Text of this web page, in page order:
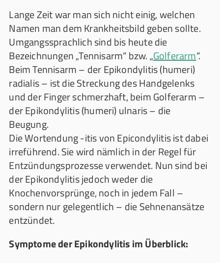
Lange Zeit war man sich nicht einig, welchen
Namen man dem Krankheitsbild geben sollte.
Umgangssprachlich sind bis heute die
Bezeichnungen „Tennisarm“ bzw. „Golferarm“.
Beim Tennisarm – der Epikondylitis (humeri)
radialis – ist die Streckung des Handgelenks
und der Finger schmerzhaft, beim Golferarm –
der Epikondylitis (humeri) ulnaris – die
Beugung.
Die Wortendung -itis von Epicondylitis ist dabei
irreführend. Sie wird nämlich in der Regel für
Entzündungsprozesse verwendet. Nun sind bei
der Epikondylitis jedoch weder die
Knochenvorsprünge, noch in jedem Fall –
sondern nur gelegentlich – die Sehnenansätze
entzündet.
Symptome der Epikondylitis im Überblick: